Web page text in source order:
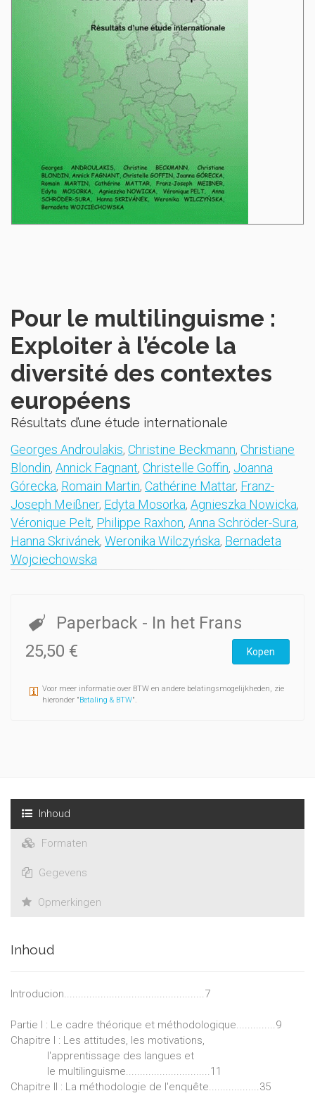
Pour le multilinguisme :
Exploiter à l’école la
diversité des contextes
européens
Résultats d’une étude internationale
Georges Androulakis, Christine Beckmann, Christiane
Blondin, Annick Fagnant, Christelle Goffin, Joanna
Górecka, Romain Martin, Cathérine Mattar, Franz-
Joseph Meißner, Edyta Mosorka, Agnieszka Nowicka,
Véronique Pelt, Philippe Raxhon, Anna Schröder-Sura,
Hanna Skrivánek, Weronika Wilczyńska, Bernadeta
Wojciechowska
Paperback - In het Frans
25,50 €
Kopen
Voor meer informatie over BTW en andere belatingsmogelijkheden, zie
hieronder "Betaling & BTW".
Inhoud
Formaten
Gegevens
Opmerkingen
Inhoud
Introducion..................................................7
Partie I : Le cadre théorique et méthodologique..............9
Chapitre I : Les attitudes, les motivations,
l'apprentissage des langues et
le multilinguisme..............................11
Chapitre II : La méthodologie de l'enquête..................35